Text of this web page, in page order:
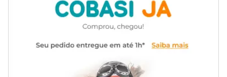
Nistatina, sulfato de
neomicina, tiostreptona e
Caixa com 1 bisnaga com
15mL.
Sulfato de neomicina
Tiostrepton
2,78
mg
Triamcinolona acetonida